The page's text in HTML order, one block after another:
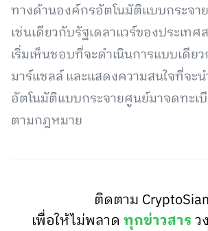
ทางด้านองค์กรอัตโนมัติแบบกระจา
เช่นเดียวกับรัฐเดลาแวร์ของประเท
เริ่มเห็นชอบที่จะดำเนินการแบบเดีย
มาร์แชลล์ และแสดงความสนใจที่จะ
อัตโนมัติแบบกระจายศูนย์มาจดทะเ
ตามกฎหมาย
ติดตาม
เพื่อให้ไม่พลาดทุกข่าวสารว